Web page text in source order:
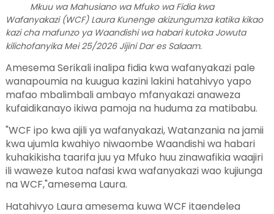
Mkuu wa Mahusiano wa Mfuko wa Fidia kwa
Wafanyakazi (WCF) Laura Kunenge akizungumza katika kikao
kazi cha mafunzo ya Waandishi wa habari kutoka Jowuta
kilichofanyika Mei 25/2026 Jijini Dar es Salaam.
Amesema Serikali inalipa fidia kwa wafanyakazi pale
wanapoumia na kuugua kazini lakini hatahivyo yapo
mafao mbalimbali ambayo mfanyakazi anaweza
kufaidikanayo ikiwa pamoja na huduma za matibabu.
"WCF ipo kwa ajili ya wafanyakazi, Watanzania na jamii
kwa ujumla kwahiyo niwaombe Waandishi wa habari
kuhakikisha taarifa juu ya Mfuko huu zinawafikia waajiri
ili waweze kutoa nafasi kwa wafanyakazi wao kujiunga
na WCF,"amesema Laura.
Hatahivyo Laura amesema kuwa WCF itaendelea